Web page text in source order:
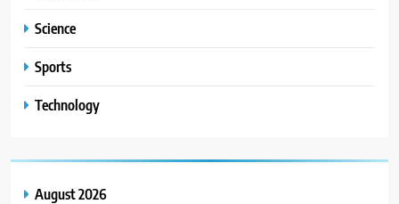
Science
Sports
Technology
August 2026